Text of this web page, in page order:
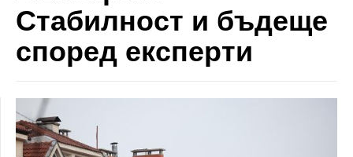
Стабилност и бъдеще
според експерти